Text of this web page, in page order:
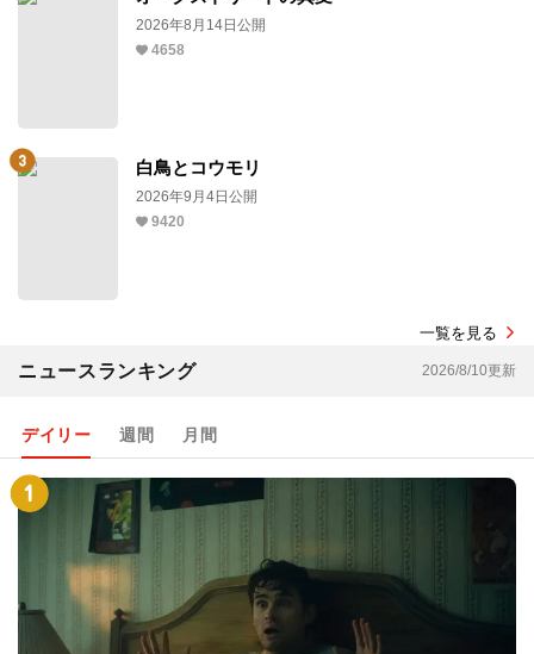
2026年8月14日公開
4658
白鳥とコウモリ
2026年9月4日公開
9420
一覧を見る
ニュースランキング 2026/8/10更新
デイリー 週間 月間